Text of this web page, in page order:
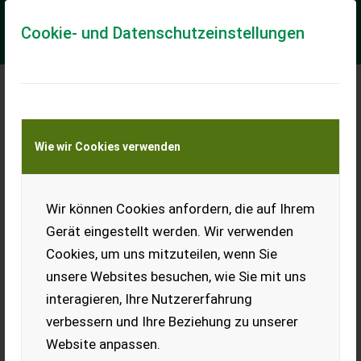
Cookie- und Datenschutzeinstellungen
Wie wir Cookies verwenden
Wir können Cookies anfordern, die auf Ihrem
Gerät eingestellt werden. Wir verwenden
Cookies, um uns mitzuteilen, wenn Sie
unsere Websites besuchen, wie Sie mit uns
interagieren, Ihre Nutzererfahrung
verbessern und Ihre Beziehung zu unserer
Website anpassen.
Meine Transportkostenanfrage
Transport von Land- und Baumaschinen –
KEINE Tiertransporte
Krone VariPack V 190
XC Plus
VariPack V 165 XC Plus
* Hardox Rotor *
Ballenklemme * 26 Messer Schneidwerk * Bereifung
EasyFlow * Integralr...